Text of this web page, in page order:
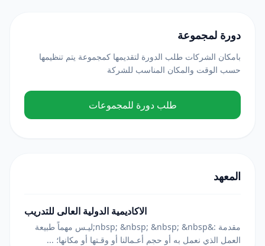
دورة لمجموعة
بامكان الشركات طلب الدورة لتقديمها كمجموعة يتم تنظيمها
حسب الوقت والمكان المناسب للشركة
طلب دورة للمجموعات
المعهد
الاكاديمية الدولية العالى للتدريب
مقدمة :&nbsp; &nbsp; &nbsp; &nbsp;ليـس مهماً طبيعة
العمل الذي نعمل به أو حجم أعـمالنا أو وقـتها أو مكانها؛ ...